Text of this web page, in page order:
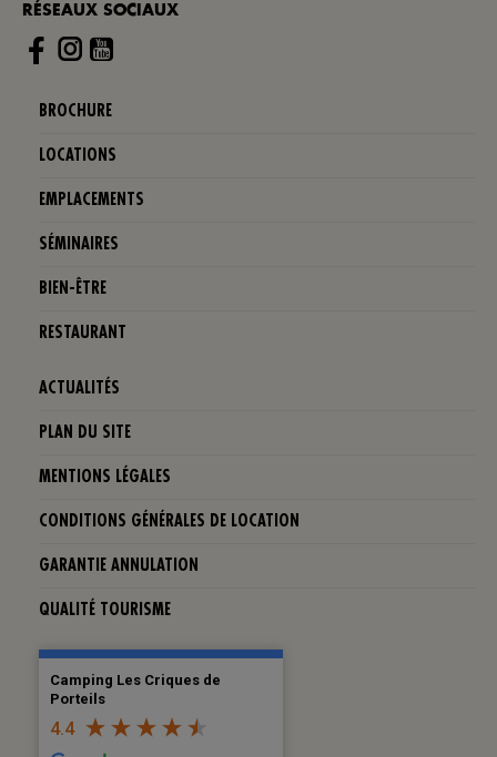
RÉSEAUX SOCIAUX
Instagram
BROCHURE
LOCATIONS
EMPLACEMENTS
SÉMINAIRES
BIEN-ÊTRE
RESTAURANT
ACTUALITÉS
PLAN DU SITE
MENTIONS LÉGALES
CONDITIONS GÉNÉRALES DE LOCATION
GARANTIE ANNULATION
QUALITÉ TOURISME
Camping Les Criques de
Porteils
4.4